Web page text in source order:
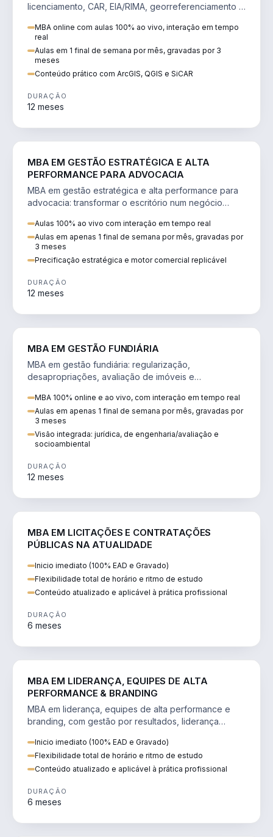
licenciamento, CAR, EIA/RIMA, georreferenciamento e
MBA online com aulas 100% ao vivo, interação em tempo
real
Aulas em 1 final de semana por mês, gravadas por 3
meses
Conteúdo prático com ArcGIS, QGIS e SiCAR
DURAÇÃO
12 meses
MBA EM GESTÃO ESTRATÉGICA E ALTA
PERFORMANCE PARA ADVOCACIA
MBA em gestão estratégica e alta performance para
advocacia: transformar o escritório num negócio
Aulas 100% ao vivo com interação em tempo real
Aulas em apenas 1 final de semana por mês, gravadas por
3 meses
Precificação estratégica e motor comercial replicável
DURAÇÃO
12 meses
MBA EM GESTÃO FUNDIÁRIA
MBA em gestão fundiária: regularização,
desapropriações, avaliação de imóveis e
MBA 100% online e ao vivo, com interação em tempo real
Aulas em apenas 1 final de semana por mês, gravadas por
3 meses
Visão integrada: jurídica, de engenharia/avaliação e
socioambiental
DURAÇÃO
12 meses
MBA EM LICITAÇÕES E CONTRATAÇÕES
PÚBLICAS NA ATUALIDADE
Inicio imediato (100% EAD e Gravado)
Flexibilidade total de horário e ritmo de estudo
Conteúdo atualizado e aplicável à prática profissional
DURAÇÃO
6 meses
MBA EM LIDERANÇA, EQUIPES DE ALTA
PERFORMANCE & BRANDING
MBA em liderança, equipes de alta performance e
branding, com gestão por resultados, liderança
Inicio imediato (100% EAD e Gravado)
Flexibilidade total de horário e ritmo de estudo
Conteúdo atualizado e aplicável à prática profissional
DURAÇÃO
6 meses